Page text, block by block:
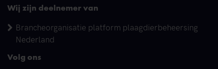
Wij zijn deelnemer van
Brancheorganisatie platform plaagdierbeheersing
Nederland
Volg ons